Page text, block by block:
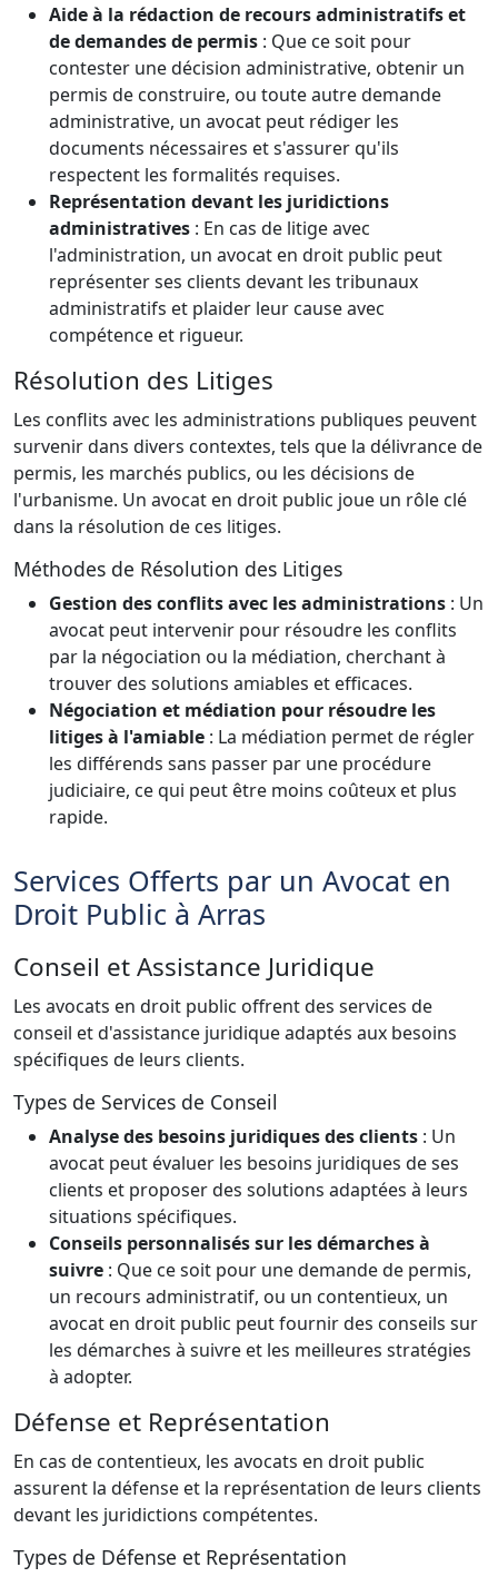
Aide à la rédaction de recours administratifs et
de demandes de permis : Que ce soit pour
contester une décision administrative, obtenir un
permis de construire, ou toute autre demande
administrative, un avocat peut rédiger les
documents nécessaires et s'assurer qu'ils
respectent les formalités requises.
Représentation devant les juridictions
administratives : En cas de litige avec
l'administration, un avocat en droit public peut
représenter ses clients devant les tribunaux
administratifs et plaider leur cause avec
compétence et rigueur.
Résolution des Litiges
Les conflits avec les administrations publiques peuvent
survenir dans divers contextes, tels que la délivrance de
permis, les marchés publics, ou les décisions de
l'urbanisme. Un avocat en droit public joue un rôle clé
dans la résolution de ces litiges.
Méthodes de Résolution des Litiges
Gestion des conflits avec les administrations : Un
avocat peut intervenir pour résoudre les conflits
par la négociation ou la médiation, cherchant à
trouver des solutions amiables et efficaces.
Négociation et médiation pour résoudre les
litiges à l'amiable : La médiation permet de régler
les différends sans passer par une procédure
judiciaire, ce qui peut être moins coûteux et plus
rapide.
Services Offerts par un Avocat en
Droit Public à Arras
Conseil et Assistance Juridique
Les avocats en droit public offrent des services de
conseil et d'assistance juridique adaptés aux besoins
spécifiques de leurs clients.
Types de Services de Conseil
Analyse des besoins juridiques des clients : Un
avocat peut évaluer les besoins juridiques de ses
clients et proposer des solutions adaptées à leurs
situations spécifiques.
Conseils personnalisés sur les démarches à
suivre : Que ce soit pour une demande de permis,
un recours administratif, ou un contentieux, un
avocat en droit public peut fournir des conseils sur
les démarches à suivre et les meilleures stratégies
à adopter.
Défense et Représentation
En cas de contentieux, les avocats en droit public
assurent la défense et la représentation de leurs clients
devant les juridictions compétentes.
Types de Défense et Représentation